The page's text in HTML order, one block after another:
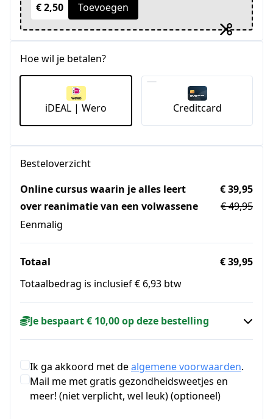
€ 2,50
Toevoegen
Hoe wil je betalen?
iDEAL | Wero Creditcard
Besteloverzicht
Online cursus waarin je alles leert
over reanimatie van een volwassene
Eenmalig
€ 39,95
€ 49,95
Totaal
€ 39,95
Totaalbedrag is inclusief € 6,93 btw
Je bespaart € 10,00 op deze bestelling
Ik ga akkoord met dealgemene voorwaarden.
Mail me met gratis gezondheidsweetjes en
meer! (niet verplicht, wel leuk) (optioneel)